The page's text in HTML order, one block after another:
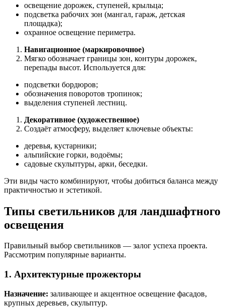
освещение дорожек, ступеней, крыльца;
подсветка рабочих зон (мангал, гараж, детская
площадка);
охранное освещение периметра.
Навигационное (маркировочное)
Мягко обозначает границы зон, контуры дорожек,
перепады высот. Используется для:
подсветки бордюров;
обозначения поворотов тропинок;
выделения ступеней лестниц.
Декоративное (художественное)
Создаёт атмосферу, выделяет ключевые объекты:
деревья, кустарники;
альпийские горки, водоёмы;
садовые скульптуры, арки, беседки.
Эти виды часто комбинируют, чтобы добиться баланса между
практичностью и эстетикой.
Типы светильников для ландшафтного
освещения
Правильный выбор светильников — залог успеха проекта.
Рассмотрим популярные варианты.
1. Архитектурные прожекторы
Назначение: заливающее и акцентное освещение фасадов,
крупных деревьев, скульптур.